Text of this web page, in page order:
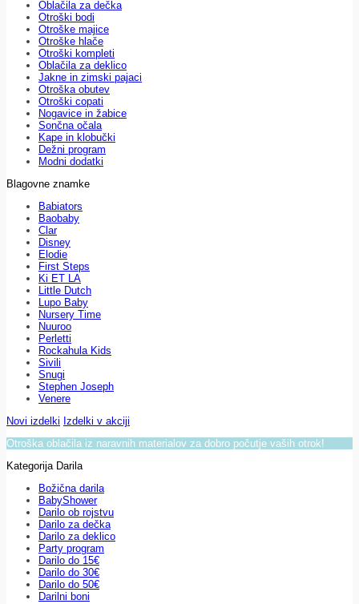
Oblačila za dečka
Otroški bodi
Otroške majice
Otroške hlače
Otroški kompleti
Oblačila za deklico
Jakne in zimski pajaci
Otroška obutev
Otroški copati
Nogavice in žabice
Sončna očala
Kape in klobučki
Dežni program
Modni dodatki
Blagovne znamke
Babiators
Baobaby
Clar
Disney
Elodie
First Steps
Ki ET LA
Little Dutch
Lupo Baby
Nursery Time
Nuuroo
Perletti
Rockahula Kids
Sivili
Snugi
Stephen Joseph
Venere
Novi izdelki Izdelki v akciji
Otroška oblačila iz naravnih materialov za dobro počutje vaših otrok!
Kategorija Darila
Božična darila
BabyShower
Darilo ob rojstvu
Darilo za dečka
Darilo za deklico
Party program
Darilo do 15€
Darilo do 30€
Darilo do 50€
Darilni boni